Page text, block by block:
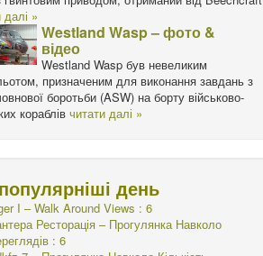
далі »
Westland Wasp – фото &
відео
Westland Wasp був невеликим
призначеним для виконання завдань з
боротьби (ASW) на борту військово-
кораблів читати далі »
день
I – Walk Around Views : 6
Ресторація – Прогулянка Навколо
: 6